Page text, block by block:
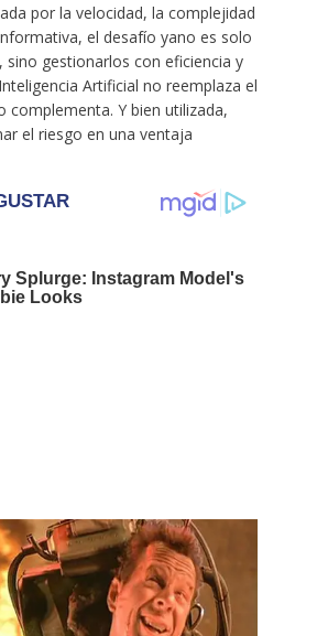
por la velocidad, la complejidad
el desafío yano es solo
sino gestionarlos con eficiencia y
Artificial no reemplaza el
complementa. Y bien utilizada,
el riesgo en una ventaja